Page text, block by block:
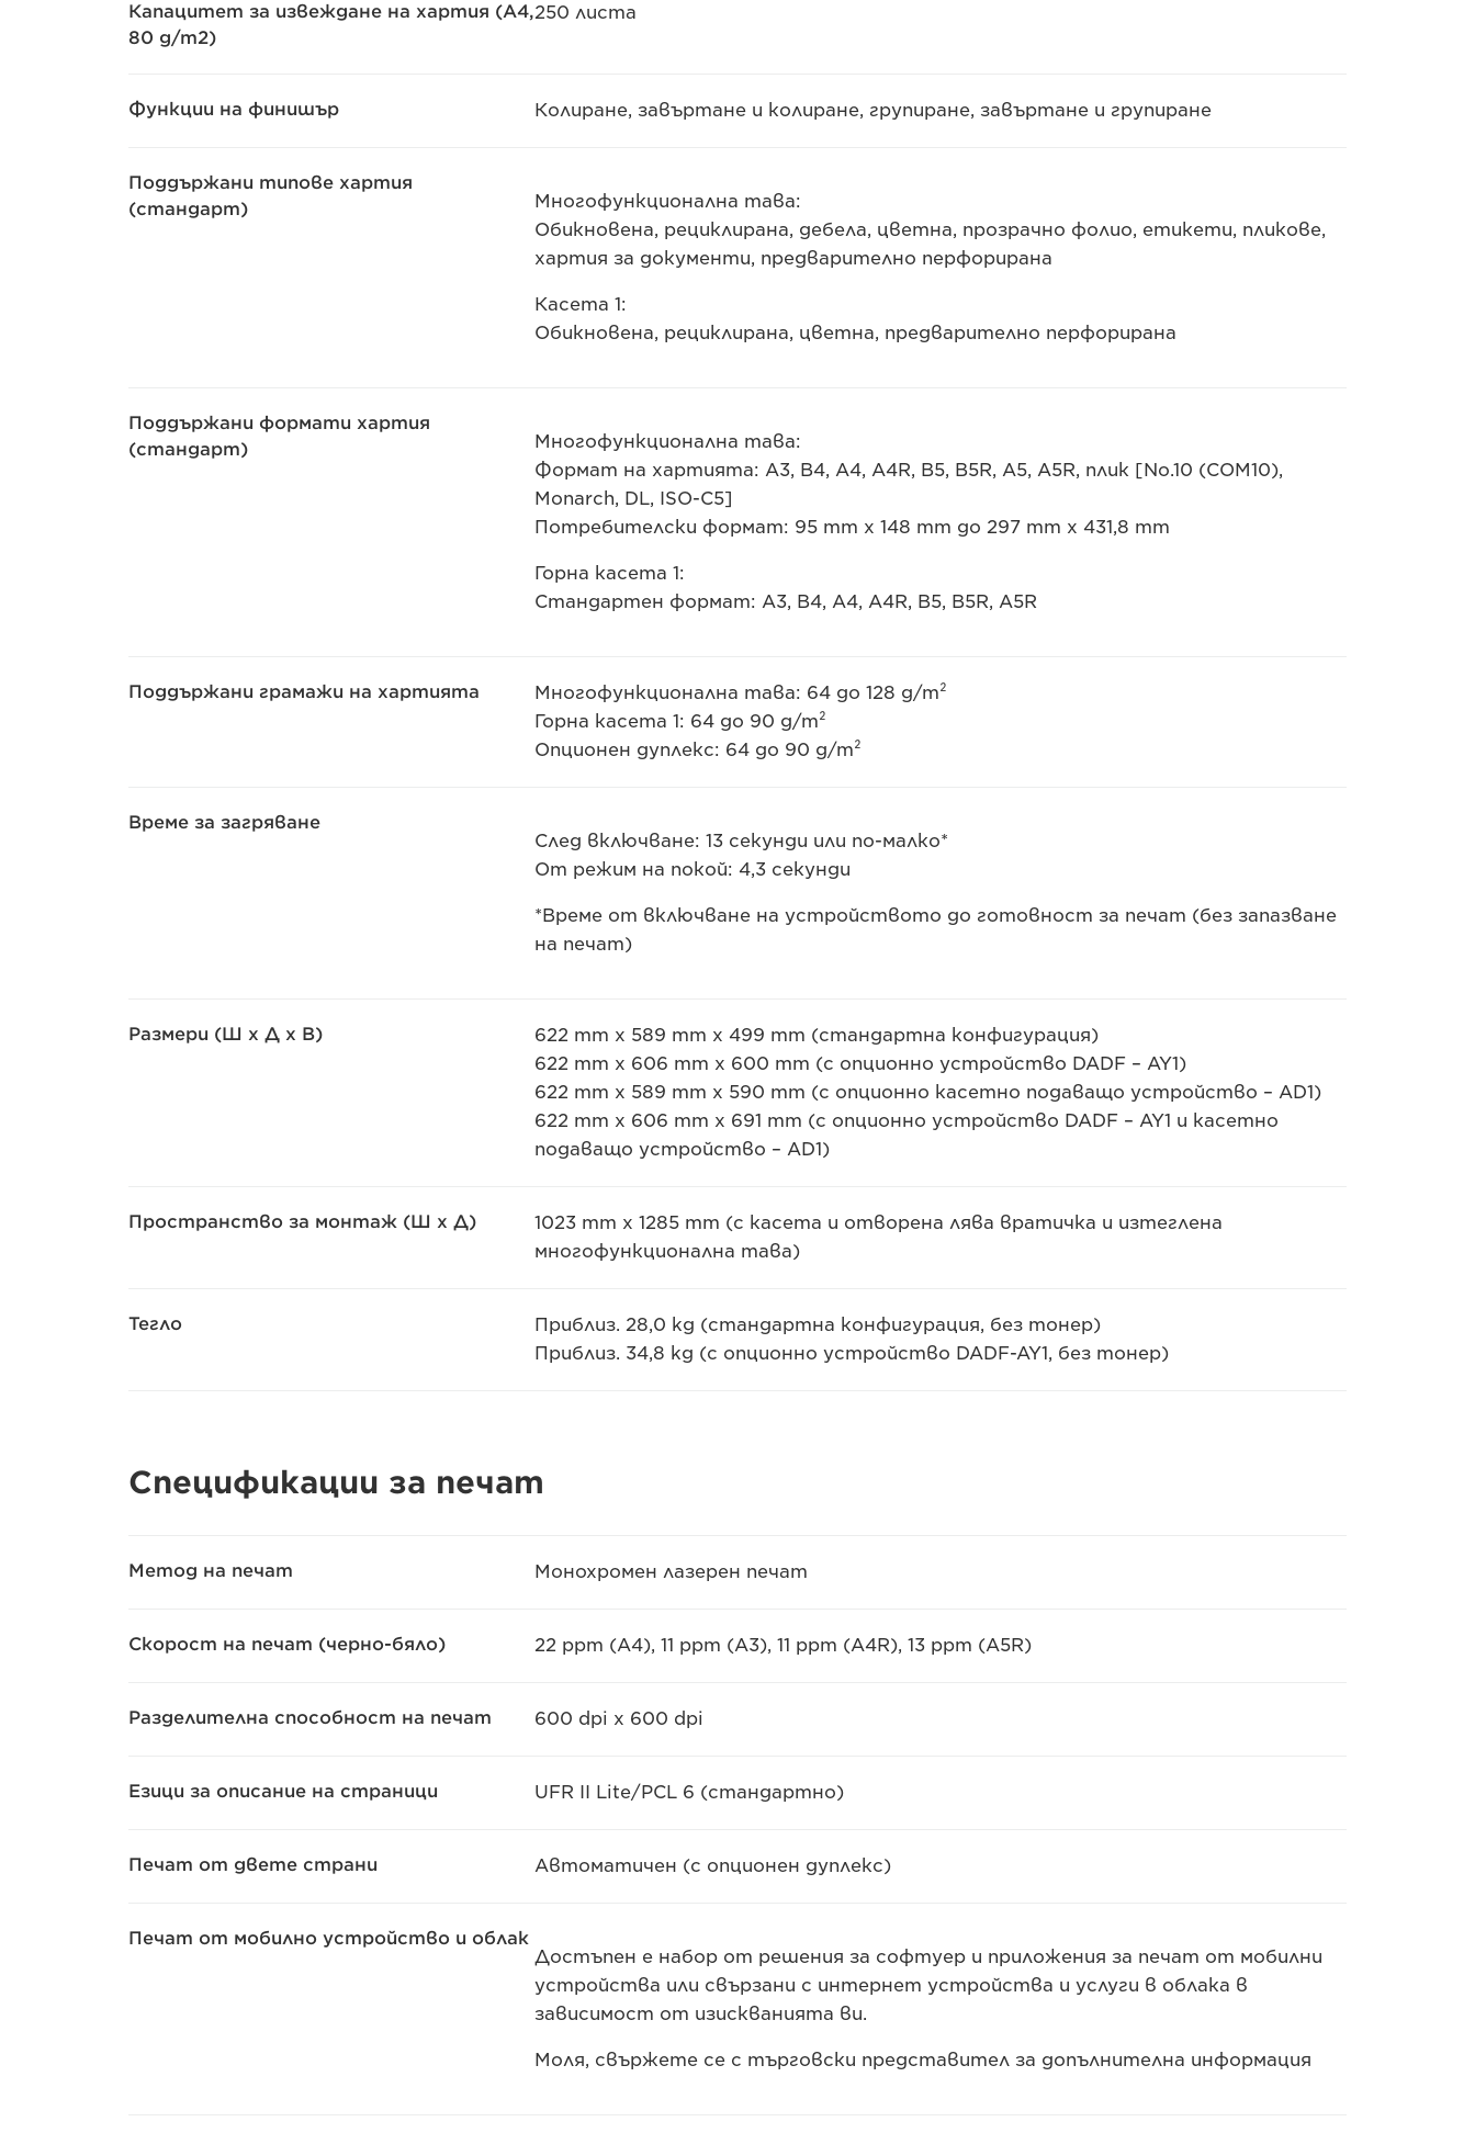
Капацитет за извеждане на хартия (A4,
80 g/m2)
250 листа
Функции на финишър Колиране, завъртане и колиране, групиране, завъртане и групиране
Поддържани типове хартия
(стандарт)
Многофункционална тава:
Обикновена, рециклирана, дебела, цветна, прозрачно фолио, етикети, пликове,
хартия за документи, предварително перфорирана
Касета 1:
Обикновена, рециклирана, цветна, предварително перфорирана
Поддържани формати хартия
(стандарт)
Многофункционална тава:
Формат на хартията: A3, B4, A4, A4R, B5, B5R, A5, A5R, плик [No.10 (COM10),
Monarch, DL, ISO-C5]
Потребителски формат: 95 mm x 148 mm до 297 mm x 431,8 mm
Горна касета 1:
Стандартен формат: A3, B4, A4, A4R, B5, B5R, A5R
Поддържани грамажи на хартията
Многофункционална тава: 64 до 128 g/m²
Горна касета 1: 64 до 90 g/m²
Опционен дуплекс: 64 до 90 g/m²
Време за загряване
След включване: 13 секунди или по-малко*
От режим на покой: 4,3 секунди
*Време от включване на устройството до готовност за печат (без запазване
на печат)
Размери (Ш x Д x В)
622 mm x 589 mm x 499 mm (стандартна конфигурация)
622 mm x 606 mm x 600 mm (с опционно устройство DADF – AY1)
622 mm x 589 mm x 590 mm (с опционно касетно подаващо устройство – AD1)
622 mm x 606 mm x 691 mm (с опционно устройство DADF – AY1 и касетно
подаващо устройство – AD1)
Пространство за монтаж (Ш x Д)
1023 mm x 1285 mm (с касета и отворена лява вратичка и изтеглена
многофункционална тава)
Тегло
Приблиз. 28,0 kg (стандартна конфигурация, без тонер)
Приблиз. 34,8 kg (с опционно устройство DADF-AY1, без тонер)
Спецификации за печат
Метод на печат Монохромен лазерен печат
Скорост на печат (черно-бяло) 22 ppm (A4), 11 ppm (A3), 11 ppm (A4R), 13 ppm (A5R)
Разделителна способност на печат 600 dpi x 600 dpi
Езици за описание на страници UFR II Lite/PCL 6 (стандартно)
Печат от двете страни Автоматичен (с опционен дуплекс)
Печат от мобилно устройство и облак
Достъпен е набор от решения за софтуер и приложения за печат от мобилни
устройства или свързани с интернет устройства и услуги в облака в
зависимост от изискванията ви.
Моля, свържете се с търговски представител за допълнителна информация